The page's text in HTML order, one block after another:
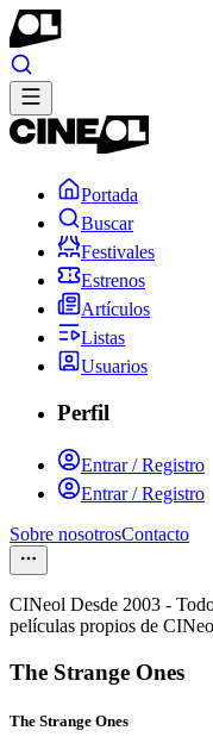
Portada
Buscar
Festivales
Estrenos
Artículos
Listas
Usuarios
Perfil
Entrar / Registro
Entrar / Registro
Sobre nosotrosContacto
CINeol Desde 2003 -
películas propios de
The Strange Ones
The Strange Ones